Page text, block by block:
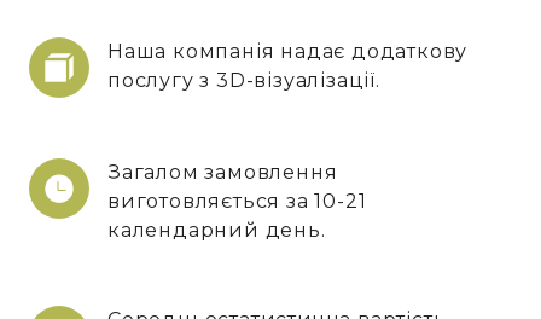
Наша компанія надає додаткову
послугу з 3D-візуалізації.
Загалом замовлення
виготовляється за 10-21
календарний день.